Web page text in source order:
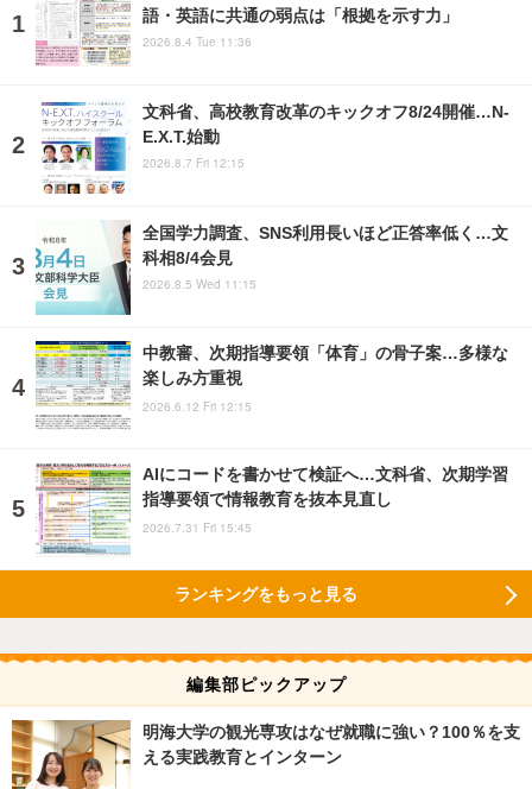
語・英語に共通の弱点は「根拠を示す力」
2026.8.4 Tue 11:36
文科省、高校教育改革のキックオフ8/24開催…N-
E.X.T.始動
2026.8.7 Fri 12:15
全国学力調査、SNS利用長いほど正答率低く…文
科相8/4会見
2026.8.5 Wed 11:15
中教審、次期指導要領「体育」の骨子案…多様な
楽しみ方重視
2026.6.12 Fri 12:15
AIにコードを書かせて検証へ…文科省、次期学習
指導要領で情報教育を抜本見直し
2026.7.31 Fri 15:45
ランキングをもっと見る
編集部ピックアップ
明海大学の観光専攻はなぜ就職に強い？100％を支
える実践教育とインターン